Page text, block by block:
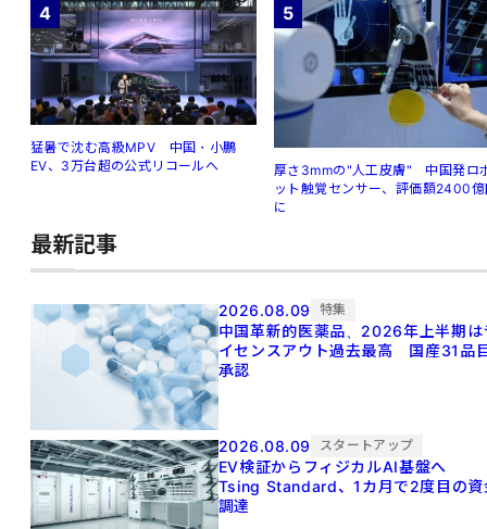
4
猛暑で沈む高級MPV 中国・小鵬
EV、3万台超の公式リコールへ
5
厚さ3mmの"人工皮膚" 中国発ロ
ット触覚センサー、評価額2400
に
最新記事
2026.08.09 特集
中国革新的医薬品、2026年上半期は
イセンスアウト過去最高 国産31品
承認
2026.08.09 スタートアップ
EV検証からフィジカルAI基盤へ
Tsing Standard、1カ月で2度目の資
調達